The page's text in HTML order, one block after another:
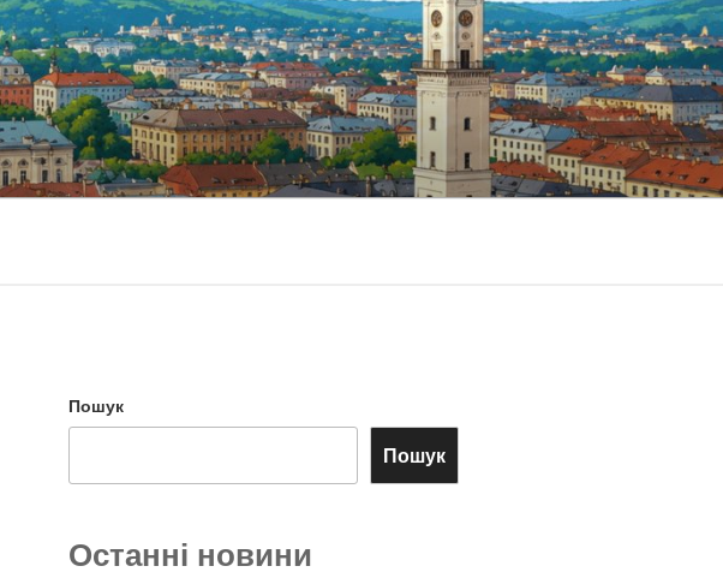
Пошук
Пошук
Останні новини